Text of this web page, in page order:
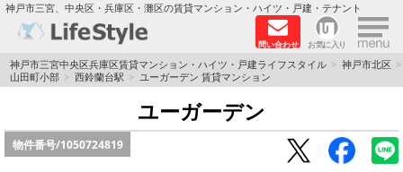
神戸市三宮、中央区・兵庫区・灘区の賃貸マンション・ハイツ・戸建・テナント
問い合わせ お気に入り ×
TOPページ
神戸の単身向けマンション特集
新築物件
神戸市三宮中央区兵庫区賃貸マンション・ハイツ・戸建ライフスタイル
神戸市北区
山田町小部
西鈴蘭台駅 ユーガーデン 賃貸マンション
ユーガーデン
物件番号/1050724819